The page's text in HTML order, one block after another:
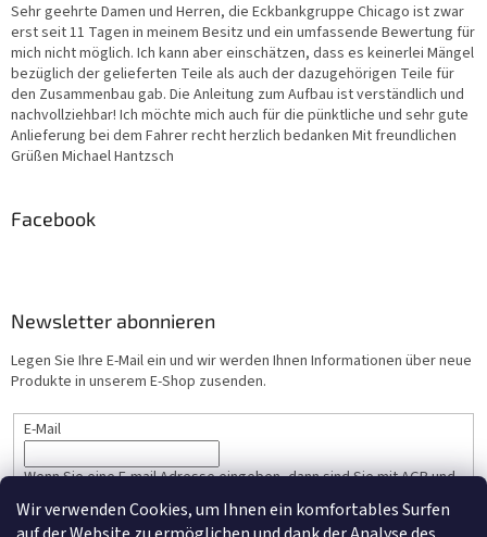
Wir verwenden Cookies, um Ihnen ein komfortables Surfen
Sehr geehrte Damen und Herren, die Eckbankgruppe Chicago ist zwar
erst seit 11 Tagen in meinem Besitz und ein umfassende Bewertung für
mich nicht möglich. Ich kann aber einschätzen, dass es keinerlei Mängel
bezüglich der gelieferten Teile als auch der dazugehörigen Teile für
den Zusammenbau gab. Die Anleitung zum Aufbau ist verständlich und
nachvollziehbar! Ich möchte mich auch für die pünktliche und sehr gute
Anlieferung bei dem Fahrer recht herzlich bedanken Mit freundlichen
Grüßen Michael Hantzsch
Facebook
Newsletter abonnieren
Legen Sie Ihre E-Mail ein und wir werden Ihnen Informationen über neue
Produkte in unserem E-Shop zusenden.
E-Mail
Wenn Sie eine E-mail Adresse eingeben, dann sind Sie mit AGB und
Persönlicher Datenschutz einverstanden.